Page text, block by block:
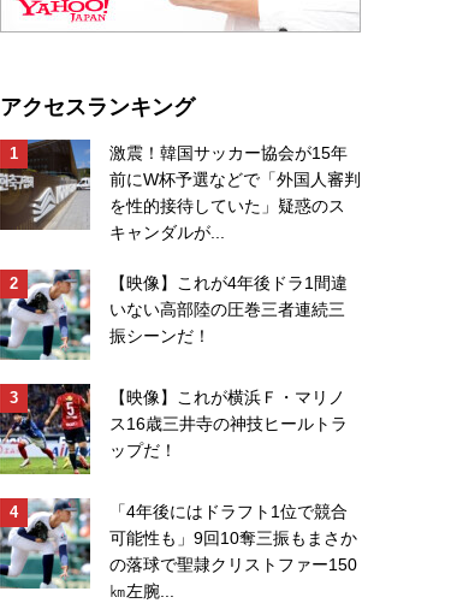
アクセスランキング
激震！韓国サッカー協会が15年
前にW杯予選などで「外国人審判
を性的接待していた」疑惑のス
キャンダルが...
【映像】これが4年後ドラ1間違
いない高部陸の圧巻三者連続三
振シーンだ！
【映像】これが横浜Ｆ・マリノ
ス16歳三井寺の神技ヒールトラ
ップだ！
「4年後にはドラフト1位で競合
可能性も」9回10奪三振もまさか
の落球で聖隷クリストファー150
㎞左腕...